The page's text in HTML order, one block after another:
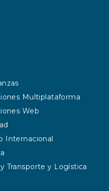
Multiplataforma
Web
Internacional
Transporte y Logística